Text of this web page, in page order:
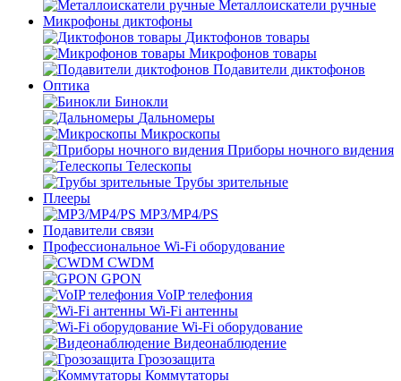
Металлоискатели ручные
Микрофоны диктофоны
Диктофонов товары
Микрофонов товары
Подавители диктофонов
Оптика
Бинокли
Дальномеры
Микроскопы
Приборы ночного видения
Телескопы
Трубы зрительные
Плееры
MP3/MP4/PS
Подавители связи
Профессиональное Wi-Fi оборудование
CWDM
GPON
VoIP телефония
Wi-Fi антенны
Wi-Fi оборудование
Видеонаблюдение
Грозозащита
Коммутаторы